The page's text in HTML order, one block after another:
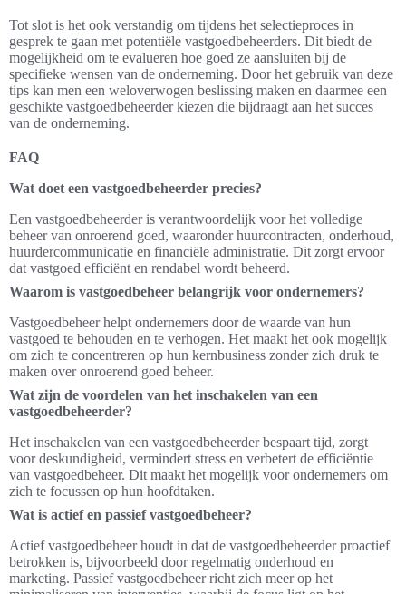
Tot slot is het ook verstandig om tijdens het selectieproces in
gesprek te gaan met potentiële vastgoedbeheerders. Dit biedt de
mogelijkheid om te evalueren hoe goed ze aansluiten bij de
specifieke wensen van de onderneming. Door het gebruik van deze
tips kan men een weloverwogen beslissing maken en daarmee een
geschikte vastgoedbeheerder kiezen die bijdraagt aan het succes
van de onderneming.
FAQ
Wat doet een vastgoedbeheerder precies?
Een vastgoedbeheerder is verantwoordelijk voor het volledige
beheer van onroerend goed, waaronder huurcontracten, onderhoud,
huurdercommunicatie en financiële administratie. Dit zorgt ervoor
dat vastgoed efficiënt en rendabel wordt beheerd.
Waarom is vastgoedbeheer belangrijk voor ondernemers?
Vastgoedbeheer helpt ondernemers door de waarde van hun
vastgoed te behouden en te verhogen. Het maakt het ook mogelijk
om zich te concentreren op hun kernbusiness zonder zich druk te
maken over onroerend goed beheer.
Wat zijn de voordelen van het inschakelen van een
vastgoedbeheerder?
Het inschakelen van een vastgoedbeheerder bespaart tijd, zorgt
voor deskundigheid, vermindert stress en verbetert de efficiëntie
van vastgoedbeheer. Dit maakt het mogelijk voor ondernemers om
zich te focussen op hun hoofdtaken.
Wat is actief en passief vastgoedbeheer?
Actief vastgoedbeheer houdt in dat de vastgoedbeheerder proactief
betrokken is, bijvoorbeeld door regelmatig onderhoud en
marketing. Passief vastgoedbeheer richt zich meer op het